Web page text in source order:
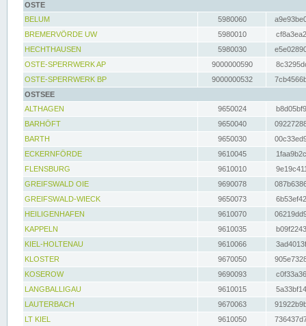
OSTE
BELUM
5980060
BREMERVÖRDE UW
5980010
HECHTHAUSEN
5980030
OSTE-SPERRWERK AP
9000000590
OSTE-SPERRWERK BP
9000000532
OSTSEE
ALTHAGEN
9650024
BARHÖFT
9650040
BARTH
9650030
ECKERNFÖRDE
9610045
FLENSBURG
9610010
GREIFSWALD OIE
9690078
GREIFSWALD-WIECK
9650073
HEILIGENHAFEN
9610070
KAPPELN
9610035
KIEL-HOLTENAU
9610066
KLOSTER
9670050
KOSEROW
9690093
LANGBALLIGAU
9610015
LAUTERBACH
9670063
LT KIEL
9610050